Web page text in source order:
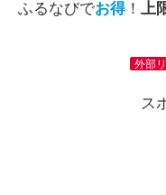
ふるなびでお得！ 上
外部
ス